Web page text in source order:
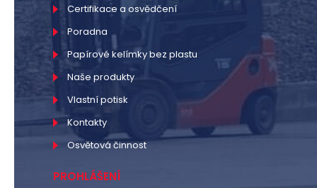
Certifikace a osvědčení
Poradna
Papírové kelímky bez plastu
Naše produkty
Vlastní potisk
Kontakty
Osvětová činnost
PROHLÁŠENÍ